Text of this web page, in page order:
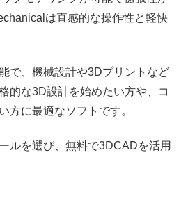
は直感的な操作性と軽快
で、機械設計や3Dプリントなど
的な3D設計を始めたい方や、コ
方に最適なソフトです。
ルを選び、無料で3DCADを活用